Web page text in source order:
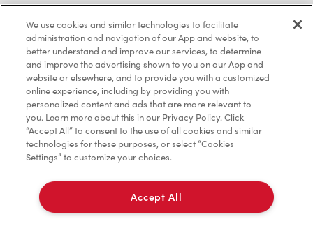
Politique de confidentialité
Conditions de service
Marques de commerce
Accessibilité
Diagnostic
Contactez-nous
We use cookies and similar technologies to facilitate
administration and navigation of our App and website, to
better understand and improve our services, to determine
and improve the advertising shown to you on our App and
website or elsewhere, and to provide you with a customized
online experience, including by providing you with
personalized content and ads that are more relevant to
you. Learn more about this in our Privacy Policy. Click
“Accept All” to consent to the use of all cookies and similar
technologies for these purposes, or select “Cookies
Settings” to customize your choices.
Accept All